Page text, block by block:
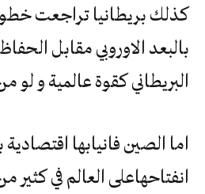
كذلك بريطانيا تراجعت
بالبعد الاوروبي مقابل
البريطاني كقوة عالمية و لو
اما الصين فانيابها اقتصادية
انفتاحهاعلى العالم في كثير